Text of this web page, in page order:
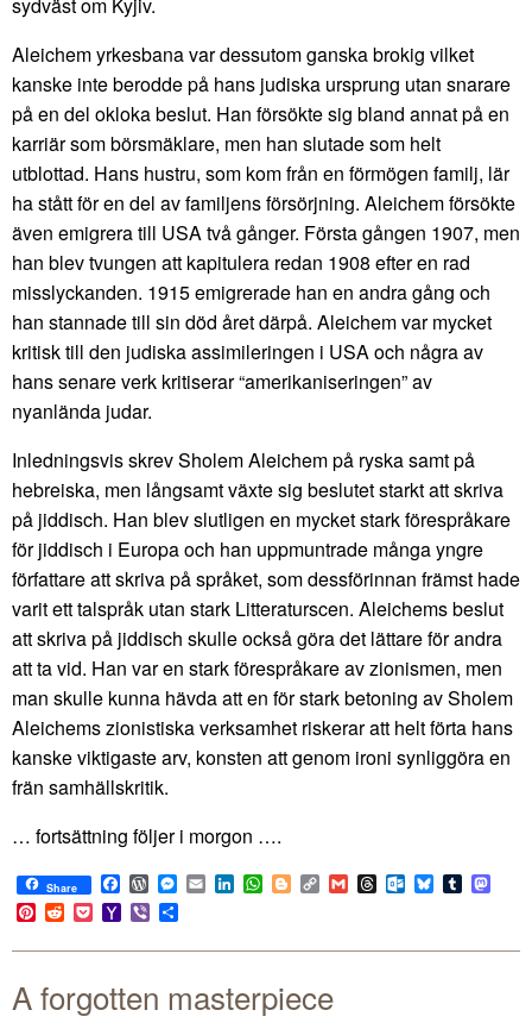
Aleichem yrkesbana var dessutom ganska brokig vilket
kanske inte berodde på hans judiska ursprung utan snarare
på en del okloka beslut. Han försökte sig bland annat på en
karriär som börsmäklare, men han slutade som helt
utblottad. Hans hustru, som kom från en förmögen familj, lär
ha stått för en del av familjens försörjning. Aleichem försökte
även emigrera till USA två gånger. Första gången 1907, men
han blev tvungen att kapitulera redan 1908 efter en rad
misslyckanden. 1915 emigrerade han en andra gång och
han stannade till sin död året därpå. Aleichem var mycket
kritisk till den judiska assimileringen i USA och några av
hans senare verk kritiserar “amerikaniseringen” av
nyanlända judar.
Inledningsvis skrev Sholem Aleichem på ryska samt på
hebreiska, men långsamt växte sig beslutet starkt att skriva
på jiddisch. Han blev slutligen en mycket stark förespråkare
för jiddisch i Europa och han uppmuntrade många yngre
författare att skriva på språket, som dessförinnan främst hade
varit ett talspråk utan stark Litteraturscen. Aleichems beslut
att skriva på jiddisch skulle också göra det lättare för andra
att ta vid. Han var en stark förespråkare av zionismen, men
man skulle kunna hävda att en för stark betoning av Sholem
Aleichems zionistiska verksamhet riskerar att helt förta hans
kanske viktigaste arv, konsten att genom ironi synliggöra en
frän samhällskritik.
… fortsättning följer i morgon ….
Share Facebook
WordPress
Messenger
EmailLinkedIn
WhatsApp
BloggerCopy
Link
GmailThreadsOutlook.com
BlueskyTumblr
Pinterest
RedditPocketYahoo
Mail
Viber
A forgotten masterpiece